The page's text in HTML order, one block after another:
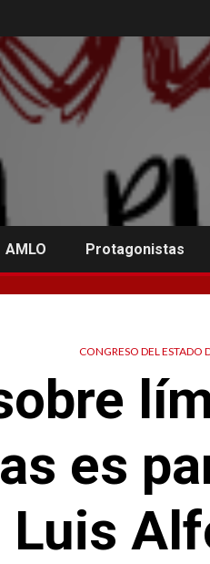
AMLO Protagonistas
CONGRESO DEL ESTADO
es